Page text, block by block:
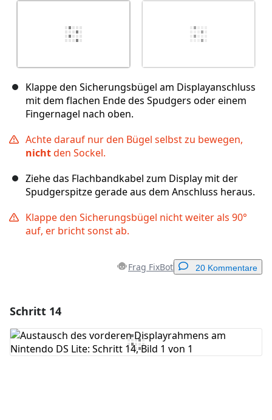
Klappe den Sicherungsbügel am Displayanschluss
mit dem flachen Ende des Spudgers oder einem
Fingernagel nach oben.
Achte darauf nur den Bügel selbst zu bewegen,
nichtden Sockel.
Ziehe das Flachbandkabel zum Display mit der
Spudgerspitze gerade aus dem Anschluss heraus.
Klappe den Sicherungsbügel nicht weiter als 90°
auf, er bricht sonst ab.
Frag FixBot 20 Kommentare
Kommentar hinzufügen
Schritt 14